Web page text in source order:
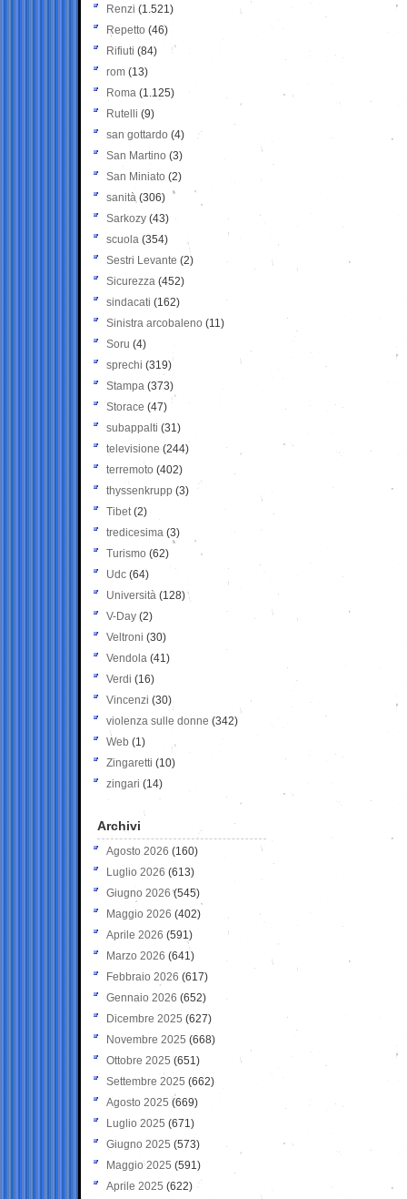
Renzi (1.521)
Repetto (46)
Rifiuti (84)
rom (13)
Roma (1.125)
Rutelli (9)
san gottardo (4)
San Martino (3)
San Miniato (2)
sanità (306)
Sarkozy (43)
scuola (354)
Sestri Levante (2)
Sicurezza (452)
sindacati (162)
Sinistra arcobaleno (11)
Soru (4)
sprechi (319)
Stampa (373)
Storace (47)
subappalti (31)
televisione(244)
terremoto (402)
thyssenkrupp (3)
Tibet(2)
tredicesima (3)
Turismo (62)
Udc (64)
Università (128)
V-Day (2)
Veltroni (30)
Vendola (41)
Verdi (16)
Vincenzi (30)
violenza sulle donne (342)
Web (1)
Zingaretti (10)
zingari (14)
Archivi
Agosto 2026 (160)
Luglio 2026 (613)
Giugno 2026 (545)
Maggio 2026 (402)
Aprile 2026 (591)
Marzo 2026 (641)
Febbraio 2026 (617)
Gennaio 2026 (652)
Dicembre 2025 (627)
Novembre 2025 (668)
Ottobre 2025 (651)
Settembre 2025 (662)
Agosto 2025 (669)
Luglio 2025 (671)
Giugno 2025 (573)
Maggio 2025 (591)
Aprile 2025 (622)